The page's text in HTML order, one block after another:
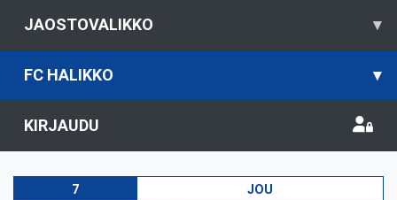
JAOSTOVALIKKO ▾
FC HALIKKO ▾
KIRJAUDU
7 JOU